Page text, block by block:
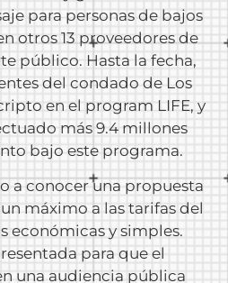
para personas de bajos
otros 13 proveedores de
público. Hasta la fecha,
del condado de Los
en el program LIFE, y
más 9.4 millones
bajo este programa.
a conocer una propuesta
máximo a las tarifas del
económicas y simples.
para que el
una audiencia pública